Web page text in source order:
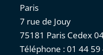
Paris
7 rue de Jouy
75181 Paris Cedex
Téléphone : 01 44 59